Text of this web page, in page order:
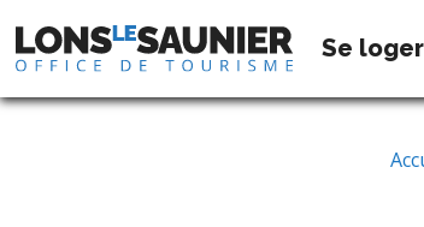
Se loger